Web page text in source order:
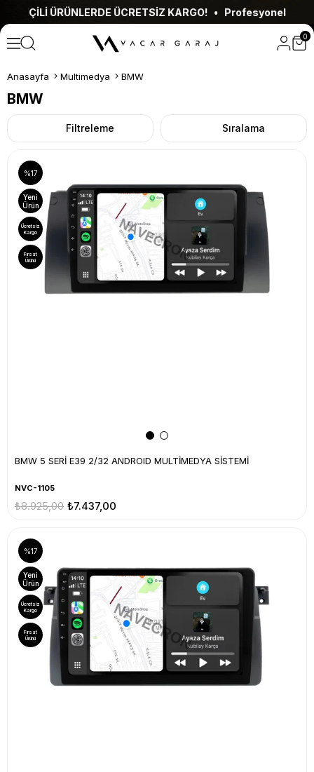
ÜCRETSİZ KARGO! • Profesyonel Montaj Hizmeti •
0
Anasayfa Multimedya BMW
BMW
Filtreleme Sıralama
BMW 5 SERİ E39 2/32 ANDROID MULTİMEDYA SİSTEMİ
NVC-1105
₺7.437,00
₺8.925,00
%17
Yeni
Ürün
Ücretsiz
Kargo
Fırsat
Ürünü
%17
Yeni
Ürün
Ücretsiz
Kargo
Fırsat
Ürünü